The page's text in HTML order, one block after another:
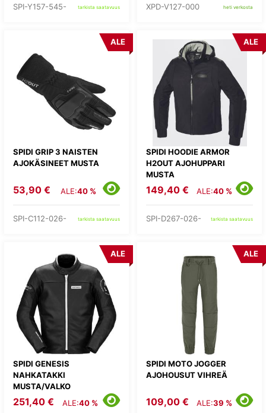
SPI-Y157-545- tarkista saatavuus XPD-V127-000 heti verkosta
SPIDI GRIP 3 NAISTEN
AJOKÄSINEET MUSTA
ALE
53,90 € ALE:40 %
SPI-C112-026- tarkista saatavuus
SPIDI HOODIE ARMOR
H2OUT AJOHUPPARI
MUSTA
ALE
149,40 € ALE:40 %
SPI-D267-026- tarkista saatavuus
SPIDI GENESIS
NAHKATAKKI
MUSTA/VALKO
ALE
251,40 € ALE:40 %
SPIDI MOTO JOGGER
AJOHOUSUT VIHREÄ
ALE
109,00 € ALE:39 %